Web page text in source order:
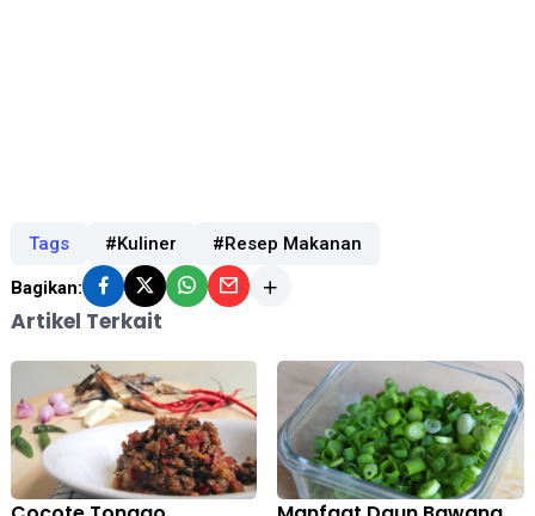
Tags #Kuliner #Resep Makanan
Bagikan:
Artikel Terkait